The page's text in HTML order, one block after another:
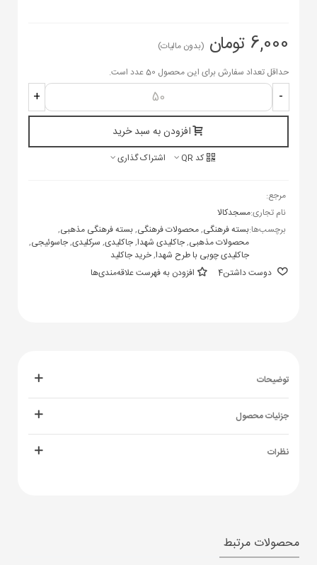
6,000 تومان
(بدون مالیات)
حداقل تعداد سفارش برای این محصول 50 عدد است.
-
+
افزودن به سبد خرید
کد QR اشتراک گذاری
مرجع:
نام تجاری:مسجدکالا
برچسب‌ها:بسته فرهنگی,محصولات فرهنگی,بسته فرهنگی مذهبی,
محصولات مذهبی,جاکلیدی شهدا,جاکلیدی, سرکلیدی,جاسوئیجی,
جاکلیدی چوبی با طرح شهدا,خرید جاکلید
دوست داشتن4 افزودن به فهرست علاقه‌مندی‌ها
توضیحات
جزئیات محصول
نظرات
محصولات مرتبط